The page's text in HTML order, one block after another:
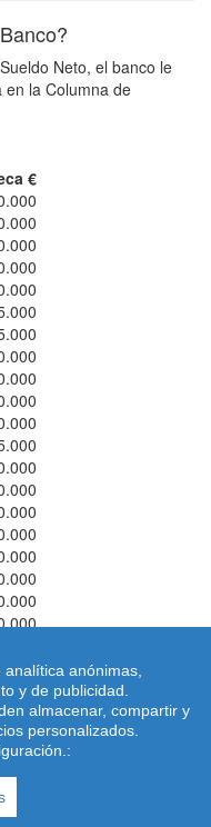
Neto, el banco le
la Columna de
€
hipoteca.net Home
|Condiciones de uso
-
anónimas,
y de publicidad.
almacenar, compartir y
personalizados.